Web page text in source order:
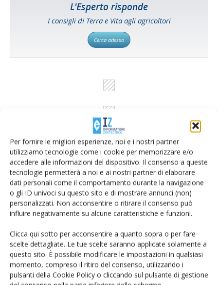
Per fornire le migliori esperienze, noi e i nostri partner
utilizziamo tecnologie come i cookie per memorizzare e/o
accedere alle informazioni del dispositivo. Il consenso a queste
tecnologie permetterà a noi e ai nostri partner di elaborare
dati personali come il comportamento durante la navigazione
o gli ID univoci su questo sito e di mostrare annunci (non)
personalizzati. Non acconsentire o ritirare il consenso può
influire negativamente su alcune caratteristiche e funzioni.
Clicca qui sotto per acconsentire a quanto sopra o per fare
scelte dettagliate. Le tue scelte saranno applicate solamente a
questo sito. È possibile modificare le impostazioni in qualsiasi
momento, compreso il ritiro del consenso, utilizzando i
pulsanti della Cookie Policy o cliccando sul pulsante di gestione
L'Esperto risponde
I consigli di Terra e Vita agli agricoltori
Cerca adesso
Rimani aggiornato sul mondo
dell’agricoltura